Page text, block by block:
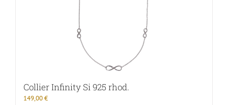
Collier Infinity Si 925 rhod.
149,00€